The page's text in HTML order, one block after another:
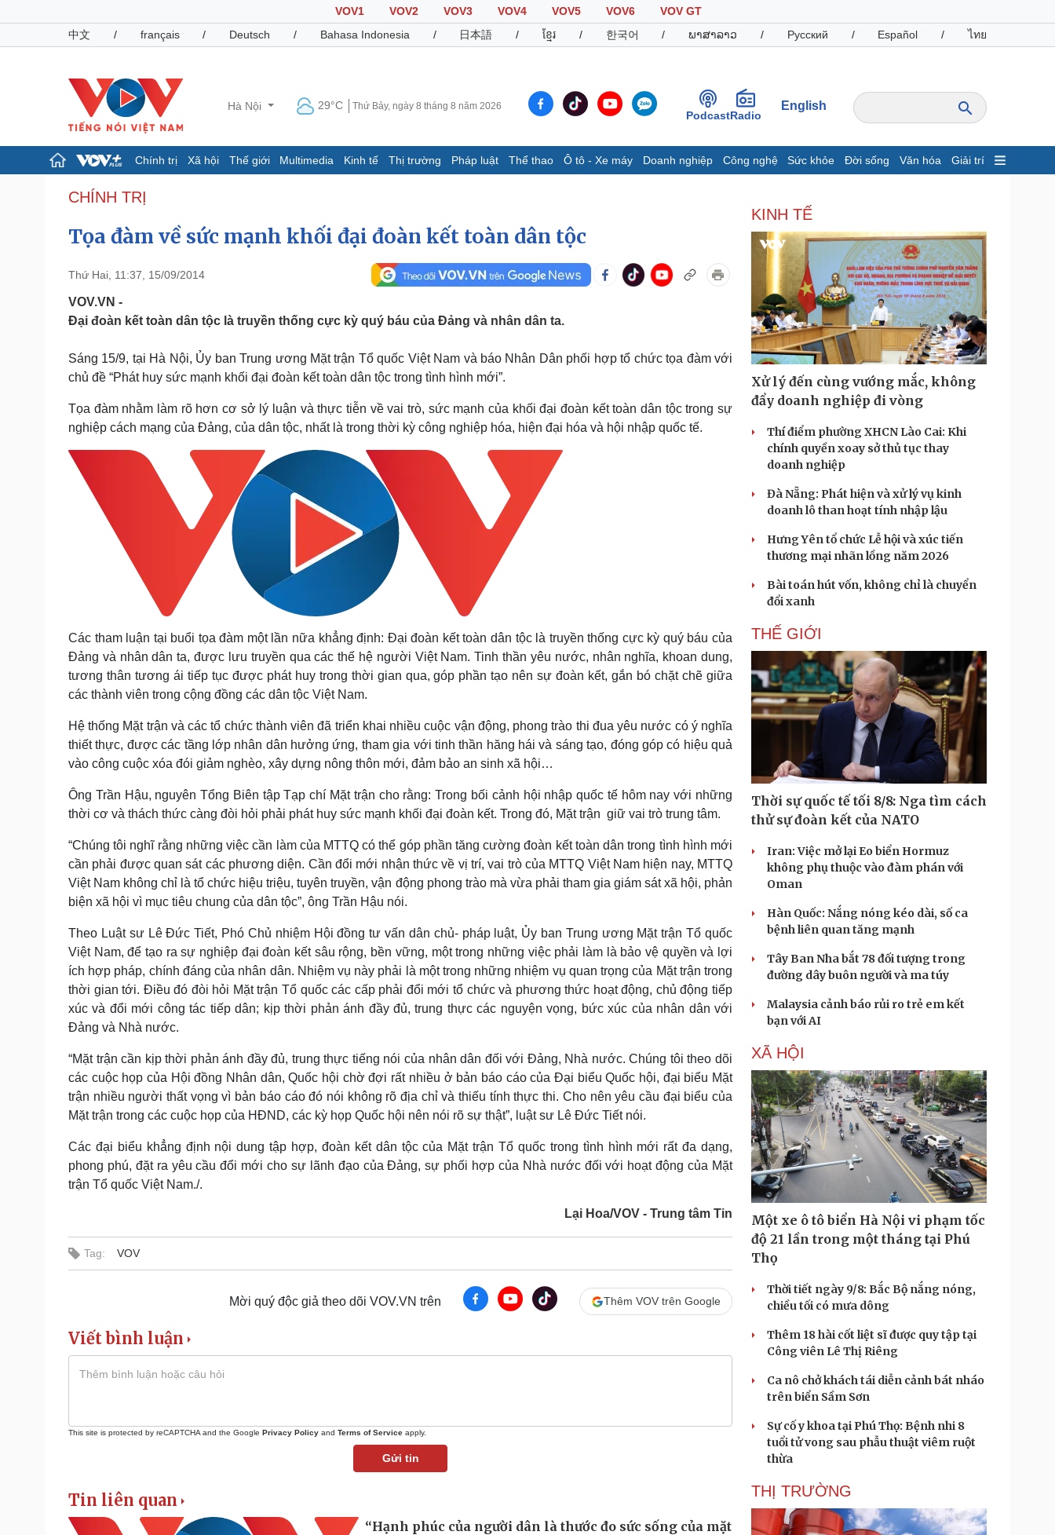
VOV1 VOV2 VOV3 VOV4 VOV5 VOV6
VOV GT
中文
/ français / Deutsch / Bahasa Indonesia / 日本語 / ខ្មែរ / 한국어 / ພາສາລາວ / Русский / Español / ไทย
Hà Nội 29°C Thứ Bảy, ngày 8 tháng 8 năm 2026
PodcastRadio
English
Chính trị Xã hội Thế giới Multimedia Kinh tế Thị trường Pháp luật Thể thao Ô tô - Xe máy Doanh nghiệp Công nghệ Sức khỏe Đời sống Văn hóa Giải trí
Chính trị
Tổ chức nhân sự
Quốc hội
Dự báo thời tiết
Giáo dục
Cuộc sống đó đây
Hồ sơ
Ảnh
E-Magazine
Infographic
Bất động sản
Khởi nghiệp
Tiêu dùng
Tỷ giá
Chứng khoán
Giá cà phê
Pháp luật
Tin nóng
Tư vấn luật
Quân sự - Quốc phòng
Việt Nam
Phân tích
Thể thao
Lịch thi đấu bóng đá
Thế giới thể thao
Hậu trường
Ô tô - Xe máy
Xe máy
Doanh nghiệp
Thông tin doanh nghiệp
Doanh nghiệp 24h
Doanh nhân
Vì cộng đồng
Công nghệ
Sành điệu
Tin Công nghệ
Trải nghiệm
Chuyển đổi số
Sức khỏe
Dinh dưỡng - món ngon
Cây thuốc
Sản phụ khoa
Nhi khoa
Nam khoa
Làm đẹp - giảm cân
Phòng mạch online
Ăn sạch sống khỏe
Đời sống
Nhà đẹp
Blog
Tình yêu - Gia đình
Văn hóa
Sân khấu - Điện ảnh
Âm nhạc
Di sản
Giải trí
Nghệ sĩ
Thời trang
Sao Việt
Podcast
Câu chuyện thời sự
Cửa sổ tình yêu
Kể chuyện cho bé
CHÍNH TRỊ
Tọa đàm về sức mạnh khối đại đoàn kết toàn dân tộc
Thứ Hai, 11:37, 15/09/2014
VOV.VN -
Đại đoàn kết toàn dân tộc là truyền thống cực kỳ quý báu của Đảng và nhân dân ta.
Sáng 15/9, tại Hà Nội, Ủy ban Trung ương Mặt trận Tổ quốc Việt Nam và báo Nhân Dân phối hợp tổ chức tọa đàm với
chủ đề “Phát huy sức mạnh khối đại đoàn kết toàn dân tộc trong tình hình mới”.
Tọa đàm nhằm làm rõ hơn cơ sở lý luận và thực tiễn về vai trò, sức mạnh của khối đại đoàn kết toàn dân tộc trong sự
nghiệp cách mạng của Đảng, của dân tộc, nhất là trong thời kỳ công nghiệp hóa, hiện đại hóa và hội nhập quốc tế.
Các tham luận tại buổi tọa đàm một lần nữa khẳng định: Đại đoàn kết toàn dân tộc là truyền thống cực kỳ quý báu của
Đảng và nhân dân ta, được lưu truyền qua các thế hệ người Việt Nam. Tinh thần yêu nước, nhân nghĩa, khoan dung,
tương thân tương ái tiếp tục được phát huy trong thời gian qua, góp phần tạo nên sự đoàn kết, gắn bó chặt chẽ giữa
các thành viên trong cộng đồng các dân tộc Việt Nam.
Hệ thống Mặt trận và các tổ chức thành viên đã triển khai nhiều cuộc vận động, phong trào thi đua yêu nước có ý nghĩa
thiết thực, được các tầng lớp nhân dân hưởng ứng, tham gia với tinh thần hăng hái và sáng tạo, đóng góp có hiệu quả
vào công cuộc xóa đói giảm nghèo, xây dựng nông thôn mới, đảm bảo an sinh xã hội…
Ông Trần Hậu, nguyên Tổng Biên tập Tạp chí Mặt trận cho rằng: Trong bối cảnh hội nhập quốc tế hôm nay với những
thời cơ và thách thức càng đòi hỏi phải phát huy sức mạnh khối đại đoàn kết. Trong đó, Mặt trận giữ vai trò trung tâm.
“Chúng tôi nghĩ rằng những việc cần làm của MTTQ có thể góp phần tăng cường đoàn kết toàn dân trong tình hình mới
cần phải được quan sát các phương diện. Cần đổi mới nhận thức về vị trí, vai trò của MTTQ Việt Nam hiện nay, MTTQ
Việt Nam không chỉ là tổ chức hiệu triệu, tuyên truyền, vận động phong trào mà vừa phải tham gia giám sát xã hội, phản
biện xã hội vì mục tiêu chung của dân tộc”, ông Trần Hậu nói.
Theo Luật sư Lê Đức Tiết, Phó Chủ nhiệm Hội đồng tư vấn dân chủ- pháp luật, Ủy ban Trung ương Mặt trận Tổ quốc
Việt Nam, để tạo ra sự nghiệp đại đoàn kết sâu rộng, bền vững, một trong những việc phải làm là bảo vệ quyền và lợi
ích hợp pháp, chính đáng của nhân dân. Nhiệm vụ này phải là một trong những nhiệm vụ quan trọng của Mặt trận trong
thời gian tới. Điều đó đòi hỏi Mặt trận Tổ quốc các cấp phải đổi mới tổ chức và phương thức hoạt động, chủ động tiếp
xúc và đổi mới công tác tiếp dân; kịp thời phản ánh đầy đủ, trung thực các nguyện vọng, bức xúc của nhân dân với
Đảng và Nhà nước.
“Mặt trận cần kịp thời phản ánh đầy đủ, trung thực tiếng nói của nhân dân đối với Đảng, Nhà nước. Chúng tôi theo dõi
các cuộc họp của Hội đồng Nhân dân, Quốc hội chờ đợi rất nhiều ở bản báo cáo của Đại biểu Quốc hội, đại biểu Mặt
trận nhiều người thất vọng vì bản báo cáo đó nói không rõ địa chỉ và thiếu tính thực thi. Cho nên yêu cầu đại biểu của
Mặt trận trong các cuộc họp của HĐND, các kỳ họp Quốc hội nên nói rõ sự thật”, luật sư Lê Đức Tiết nói.
Các đại biểu khẳng định nội dung tập hợp, đoàn kết dân tộc của Mặt trận Tổ quốc trong tình hình mới rất đa dạng,
phong phú, đặt ra yêu cầu đổi mới cho sự lãnh đạo của Đảng, sự phối hợp của Nhà nước đối với hoạt động của Mặt
trận Tổ quốc Việt Nam./.
Lại Hoa/VOV - Trung tâm Tin
Tag: VOV
Mời quý độc giả theo dõi VOV.VN trên Thêm VOV trên Google
Viết bình luận
This site is protected by reCAPTCHA and the Google Privacy Policy and Terms of Service apply.
Gửi tin
Tin liên quan
“Hạnh phúc của người dân là thước đo sức sống của mặt
KINH TẾ
Xử lý đến cùng vướng mắc, không
đẩy doanh nghiệp đi vòng
Thí điểm phường XHCN Lào Cai: Khi
chính quyền xoay sở thủ tục thay
doanh nghiệp
Đà Nẵng: Phát hiện và xử lý vụ kinh
doanh lô than hoạt tính nhập lậu
Hưng Yên tổ chức Lễ hội và xúc tiến
thương mại nhãn lồng năm 2026
Bài toán hút vốn, không chỉ là chuyển
đổi xanh
THẾ GIỚI
Thời sự quốc tế tối 8/8: Nga tìm cách
thử sự đoàn kết của NATO
Iran: Việc mở lại Eo biển Hormuz
không phụ thuộc vào đàm phán với
Oman
Hàn Quốc: Nắng nóng kéo dài, số ca
bệnh liên quan tăng mạnh
Tây Ban Nha bắt 78 đối tượng trong
đường dây buôn người và ma túy
Malaysia cảnh báo rủi ro trẻ em kết
bạn với AI
XÃ HỘI
Một xe ô tô biển Hà Nội vi phạm tốc
độ 21 lần trong một tháng tại Phú
Thọ
Thời tiết ngày 9/8: Bắc Bộ nắng nóng,
chiều tối có mưa dông
Thêm 18 hài cốt liệt sĩ được quy tập tại
Công viên Lê Thị Riêng
Ca nô chở khách tái diễn cảnh bát nháo
trên biển Sầm Sơn
Sự cố y khoa tại Phú Thọ: Bệnh nhi 8
tuổi tử vong sau phẫu thuật viêm ruột
thừa
THỊ TRƯỜNG